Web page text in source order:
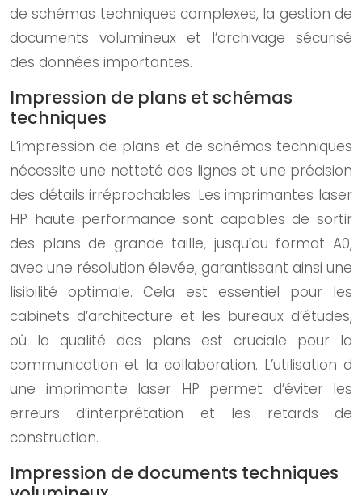
de schémas techniques complexes, la gestion de
documents volumineux et l’archivage sécurisé
des données importantes.
Impression de plans et schémas
techniques
L’impression de plans et de schémas techniques
nécessite une netteté des lignes et une précision
des détails irréprochables. Les imprimantes laser
HP haute performance sont capables de sortir
des plans de grande taille, jusqu’au format A0,
avec une résolution élevée, garantissant ainsi une
lisibilité optimale. Cela est essentiel pour les
cabinets d’architecture et les bureaux d’études,
où la qualité des plans est cruciale pour la
communication et la collaboration. L’utilisation d
une imprimante laser HP permet d’éviter les
erreurs d’interprétation et les retards de
construction.
Impression de documents techniques